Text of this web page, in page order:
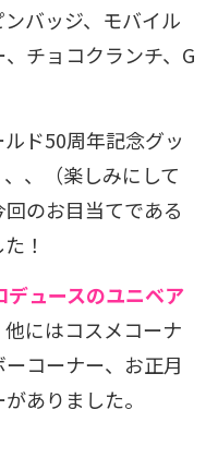
バッジ、モバイル
チョコクランチ、G
ド50周年記念グッ
、（楽しみにして
のお目当てである
！
ュースのユニベア
にはコスメコーナ
コーナー、お正月
ありました。